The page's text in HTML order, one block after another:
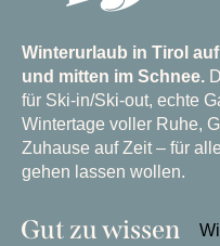
Winterurlaub in Tirol
und mitten im Schnee.
für Ski-in/Ski-out, echte
Wintertage voller Ruhe,
Zuhause auf Zeit – für
gehen lassen wollen.
Gut zu wissen